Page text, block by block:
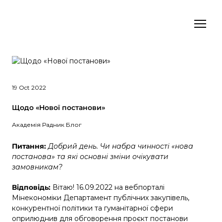
19 Oct 2022
Щодо «Нової постанови»
Академія Радник Блог
Питання:Добрий день. Чи набра чинності «нова
постанова» та які основні зміни очікувати
замовникам?
Відповідь: Вітаю! 16.09.2022 на вебпорталі
Мінекономіки Департамент публічних закупівель,
конкурентної політики та гуманітарної сфери
оприлюднив для обговорення проєкт постанови